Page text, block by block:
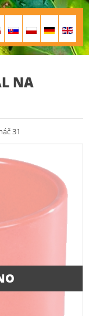
NA
31